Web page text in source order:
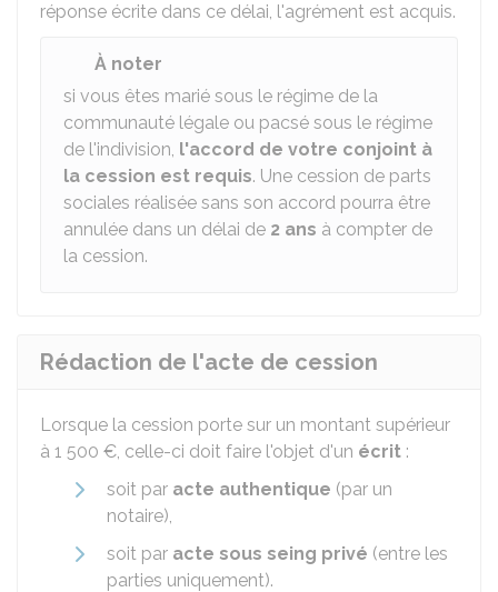
réponse écrite dans ce délai, l'agrément est acquis.
À noter
si vous êtes marié sous le régime de la
communauté légale ou pacsé sous le régime
de l'indivision, l'accord de votre conjoint à
la cession est requis. Une cession de parts
sociales réalisée sans son accord pourra être
annulée dans un délai de 2 ans à compter de
la cession.
Rédaction de l'acte de cession
Lorsque la cession porte sur un montant supérieur
à 1 500 €, celle-ci doit faire l'objet d'un écrit :
soit par acte authentique (par un
notaire),
soit par acte sous seing privé (entre les
parties uniquement).